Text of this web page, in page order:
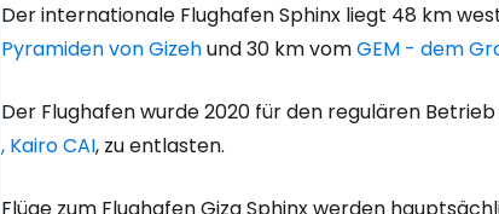
Der internationale Flughafen Sphinx liegt 48 km
Pyramiden von Gizehund 30 km vomGEM - dem
Der Flughafen wurde 2020 für den regulären
, Kairo CAI, zu entlasten.